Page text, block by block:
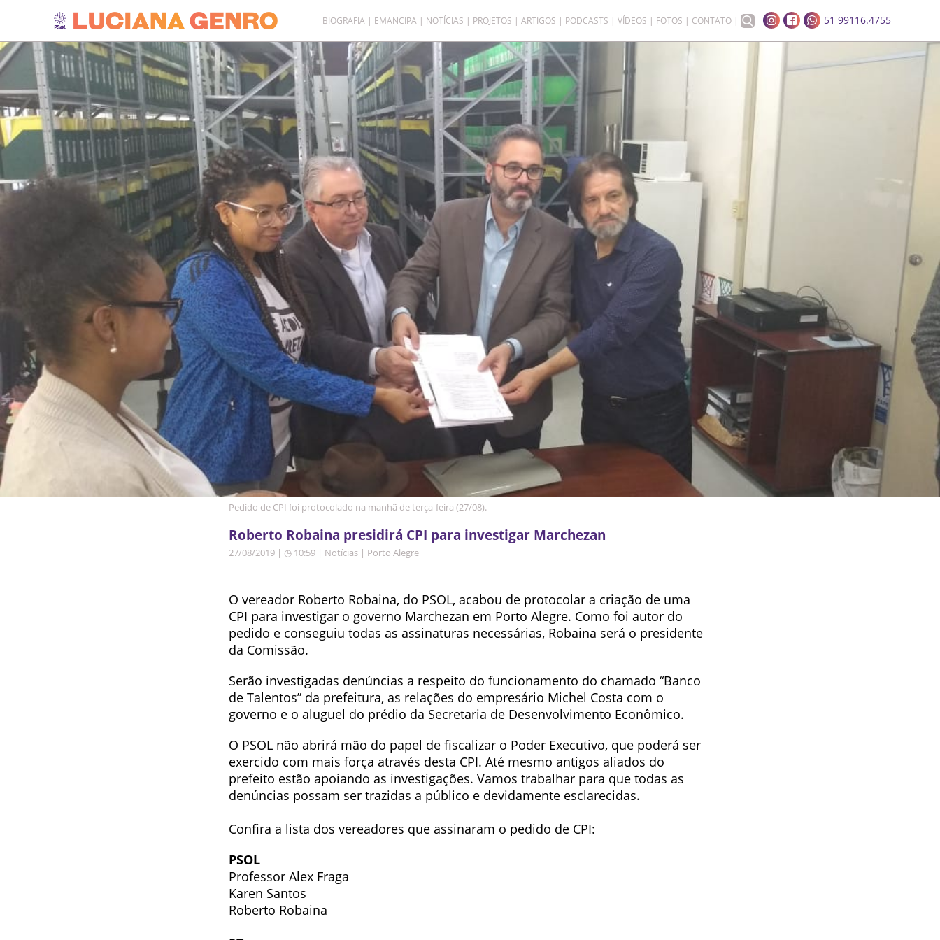
BIOGRAFIA EMANCIPA NOTÍCIAS PROJETOS ARTIGOS PODCASTS VÍDEOS FOTOS CONTATO 51 99116.4755
Pedido de CPI foi protocolado na manhã de terça-feira (27/08).
Roberto Robaina presidirá CPI para investigar Marchezan
27/08/2019 | ◷ 10:59 | Notícias | Porto Alegre
O vereador Roberto Robaina, do PSOL, acabou de protocolar a criação de uma
CPI para investigar o governo Marchezan em Porto Alegre. Como foi autor do
pedido e conseguiu todas as assinaturas necessárias, Robaina será o presidente
da Comissão.
Serão investigadas denúncias a respeito do funcionamento do chamado “Banco
de Talentos” da prefeitura, as relações do empresário Michel Costa com o
governo e o aluguel do prédio da Secretaria de Desenvolvimento Econômico.
O PSOL não abrirá mão do papel de fiscalizar o Poder Executivo, que poderá ser
exercido com mais força através desta CPI. Até mesmo antigos aliados do
prefeito estão apoiando as investigações. Vamos trabalhar para que todas as
denúncias possam ser trazidas a público e devidamente esclarecidas.
Confira a lista dos vereadores que assinaram o pedido de CPI:
PSOL
Professor Alex Fraga
Karen Santos
Roberto Robaina